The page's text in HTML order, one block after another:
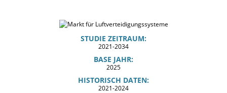
STUDIE ZEITRAUM:
2021-2034
BASE JAHR:
2025
HISTORISCH DATEN:
2021-2024